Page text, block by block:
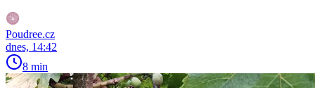
Poudree.cz
dnes, 14:42
8 min